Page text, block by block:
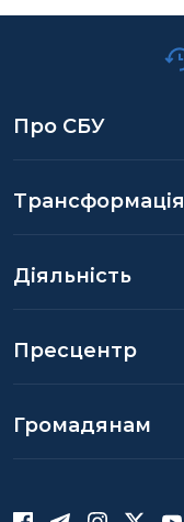
Про СБУ
Трансформація
Діяльність
Пресцентр
Громадянам